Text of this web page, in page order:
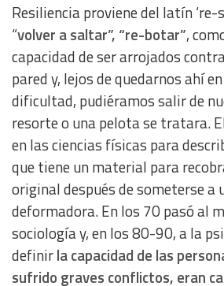
Resiliencia proviene del latín ‘re-
“volver a saltar”, “re-botar”,
capacidad de ser arrojados
pared y, lejos de quedarnos ahí en
dificultad, pudiéramos salir de
resorte o una pelota se tratara.
en las ciencias físicas para
que tiene un material para
original después de someterse a
deformadora. En los 70 pasó al
sociología y, en los 80-90, a la
definirla capacidad de las
sufrido graves conflictos, eran
Understand audiences through
of data from different sources
Develop and improve services
Use limited data to select content
IAB Special Features:
Use precise geolocation data
Identify devices based on information
Non-IAB processing purposes: